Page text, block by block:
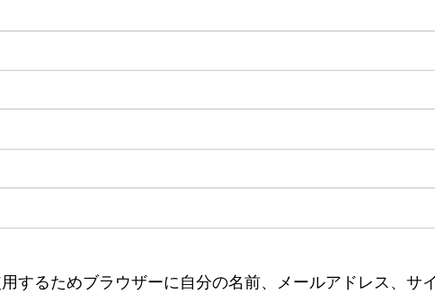
するためブラウザーに自分の名前、メールアドレス、サ